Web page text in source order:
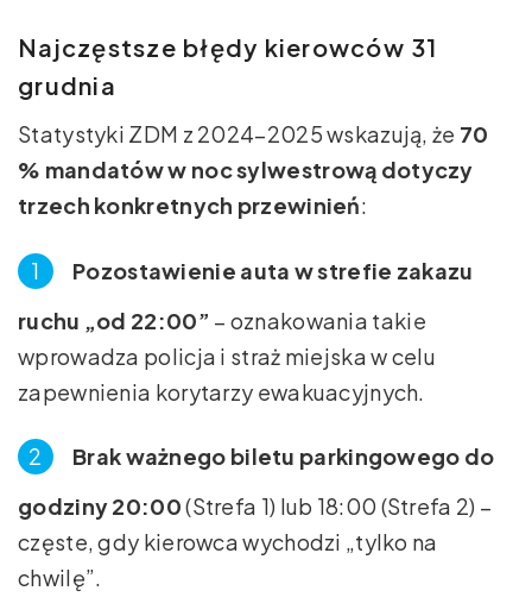
Najczęstsze błędy kierowców 31
grudnia
Statystyki ZDM z 2024–2025 wskazują, że 70
% mandatów w noc sylwestrową dotyczy
trzech konkretnych przewinień:
Pozostawienie auta w strefie zakazu
ruchu „od 22:00” – oznakowania takie
wprowadza policja i straż miejska w celu
zapewnienia korytarzy ewakuacyjnych.
Brak ważnego biletu parkingowego do
godziny 20:00(Strefa 1) lub 18:00 (Strefa 2) –
częste, gdy kierowca wychodzi „tylko na
chwilę”.